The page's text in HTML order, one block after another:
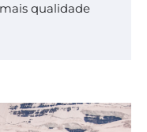
qualidade